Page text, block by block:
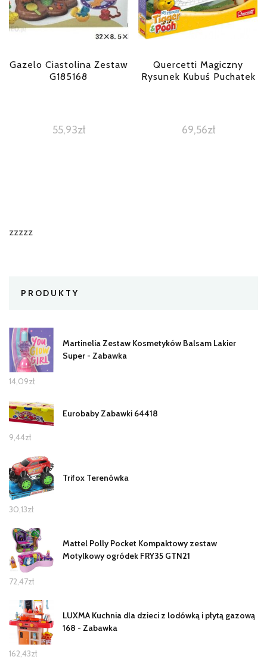
Gazelo Ciastolina Zestaw
G185168
55,93zł
Quercetti Magiczny
Rysunek Kubuś Puchatek
69,56zł
zzzzz
PRODUKTY
Martinelia Zestaw Kosmetyków Balsam Lakier
Super - Zabawka
14,09zł
Eurobaby Zabawki 64418
9,44zł
Trifox Terenówka
30,13zł
Mattel Polly Pocket Kompaktowy zestaw
Motylkowy ogródek FRY35 GTN21
72,47zł
LUXMA Kuchnia dla dzieci z lodówką i płytą gazową
168 - Zabawka
162,43zł